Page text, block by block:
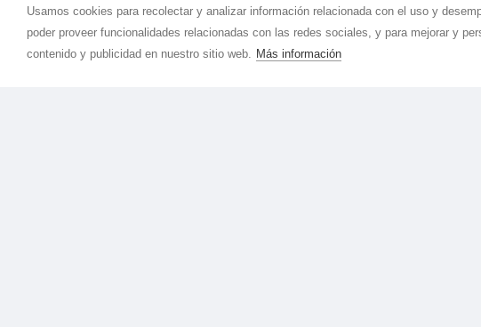
Usamos cookies para recolectar y analizar información relacionada con el uso y
poder proveer funcionalidades relacionadas con las redes sociales, y para mejorar y
contenido y publicidad en nuestro sitio web. Más información